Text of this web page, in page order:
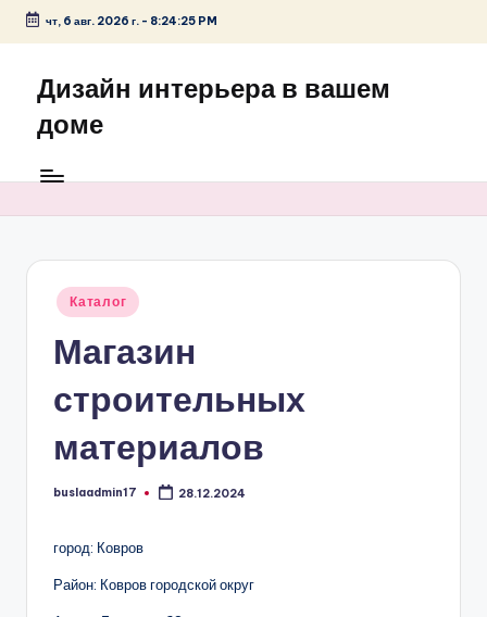
Перейти
содержимому
чт, 6 авг. 2026 г.- 8:24:25 PM
Дизайн интерьера в вашем
доме
Опубликовано
Каталог
Магазин
строительных
материалов
Запись
buslaadmin17 28.12.2024
город: Ковров
Район: Ковров городской округ